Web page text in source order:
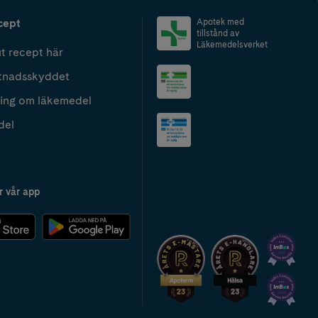
recept här
om läkemedel
vår app
Apotek med
tillstånd av
Läkemedelsverket
2024